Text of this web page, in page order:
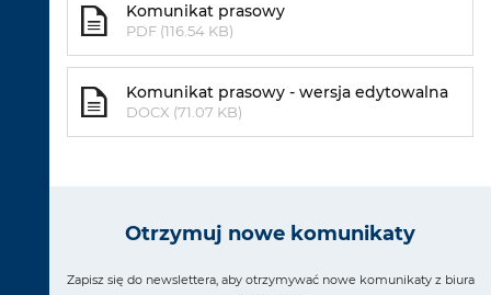
Komunikat prasowy
PDF (116.54 KB)
Komunikat prasowy - wersja edytowalna
DOCX (71.07 KB)
Otrzymuj nowe komunikaty
Zapisz się do newslettera, aby otrzymywać nowe komunikaty z biura